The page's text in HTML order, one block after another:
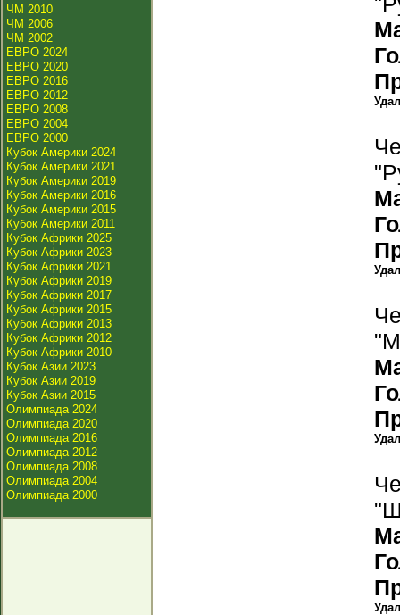
ЧМ 2010
ЧМ 2006
ЧМ 2002
ЕВРО 2024
ЕВРО 2020
ЕВРО 2016
ЕВРО 2012
ЕВРО 2008
ЕВРО 2004
ЕВРО 2000
Кубок Америки 2024
Кубок Америки 2021
Кубок Америки 2019
Кубок Америки 2016
Кубок Америки 2015
Кубок Америки 2011
Кубок Африки 2025
Кубок Африки 2023
Кубок Африки 2021
Кубок Африки 2019
Кубок Африки 2017
Кубок Африки 2015
Кубок Африки 2013
Кубок Африки 2012
Кубок Африки 2010
Кубок Азии 2023
Кубок Азии 2019
Кубок Азии 2015
Олимпиада 2024
Олимпиада 2020
Олимпиада 2016
Олимпиада 2012
Олимпиада 2008
Олимпиада 2004
Олимпиада 2000